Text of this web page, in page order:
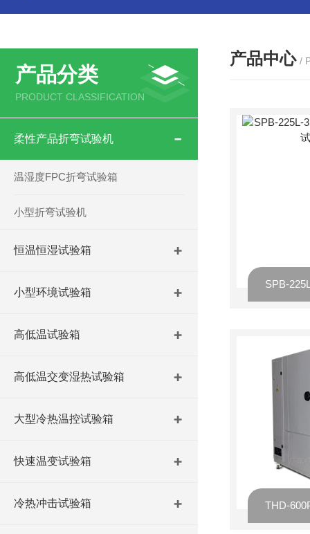
产品分类
PRODUCT CLASSIFICATION
柔性产品折弯试验机
温湿度FPC折弯试验箱
小型折弯试验机
恒温恒湿试验箱
小型环境试验箱
高低温试验箱
高低温交变湿热试验箱
大型冷热温控试验箱
快速温变试验箱
冷热冲击试验箱
产品中心 /